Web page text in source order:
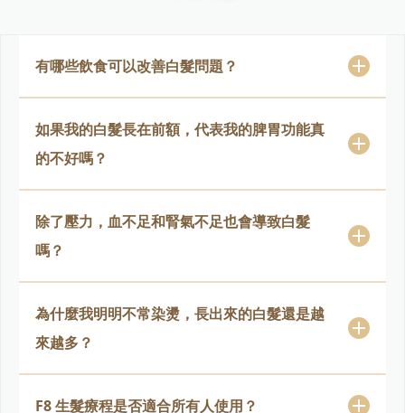
有哪些飲食可以改善白髮問題？
如果我的白髮長在前額，代表我的脾胃功能真
的不好嗎？
除了壓力，血不足和腎氣不足也會導致白髮
嗎？
為什麼我明明不常染燙，長出來的白髮還是越
來越多？
F8 生髮療程是否適合所有人使用？